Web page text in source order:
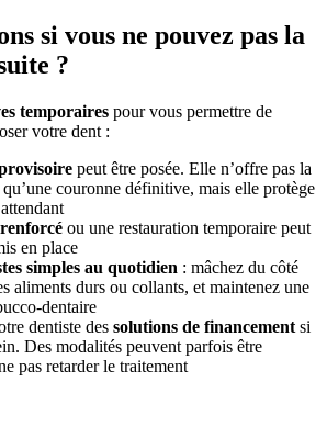
si vous ne pouvez pas la
?
temporaires pour vous permettre de
votre dent :
peut être posée. Elle n’offre pas la
couronne définitive, mais elle protège
ou une restauration temporaire peut
en place
simples au quotidien : mâchez du côté
aliments durs ou collants, et maintenez une
dentaire
dentiste des solutions de financement si
Des modalités peuvent parfois être
pas retarder le traitement